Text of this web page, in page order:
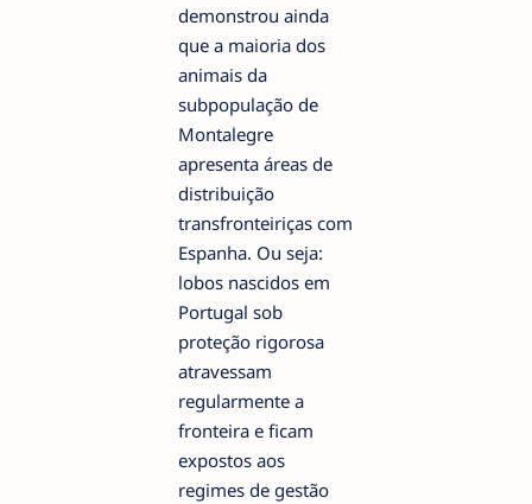
demonstrou ainda
que a maioria dos
animais da
subpopulação de
Montalegre
apresenta áreas de
distribuição
transfronteiriças com
Espanha. Ou seja:
lobos nascidos em
Portugal sob
proteção rigorosa
atravessam
regularmente a
fronteira e ficam
expostos aos
regimes de gestão